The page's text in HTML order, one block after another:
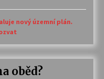
nový územní plán.
oběd?